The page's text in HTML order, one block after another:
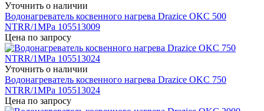
Уточнить о наличии
Водонагреватель косвенного нагрева Drazice OKC 500
NTRR/1MPa 105513009
Цена по запросу
Уточнить о наличии
Водонагреватель косвенного нагрева Drazice OKC 750
NTRR/1MPa 105513024
Цена по запросу